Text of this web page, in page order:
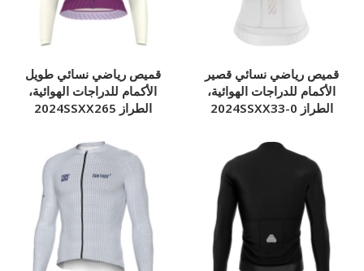
قميص رياضي نسائي قصير
الأكمام للدراجات الهوائية،
الطراز 2024SSXX33-0
قميص رياضي نسائي طويل
الأكمام للدراجات الهوائية،
الطراز 2024SSXX265